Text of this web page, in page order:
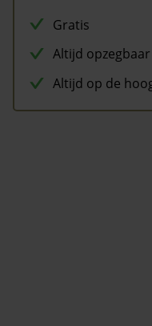
Gratis
Altijd opzegbaar
Altijd op de